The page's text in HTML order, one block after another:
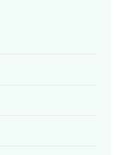
thu nhập ổn định.